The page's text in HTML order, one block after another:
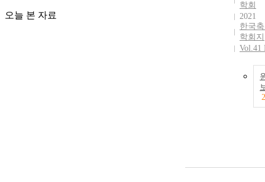
오늘 본 자료
학회
2021
한국
학회지
Vol.41
2